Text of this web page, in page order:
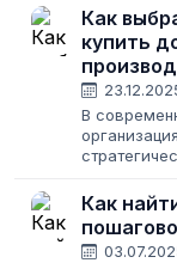
это
Как
купить
В
Как